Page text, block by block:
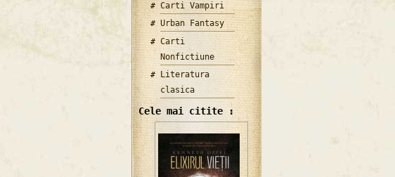
Carti Vampiri
Urban Fantasy
Carti
Nonfictiune
Literatura
clasica
Cele mai citite :